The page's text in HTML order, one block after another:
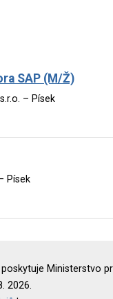
SAP (M/Ž)
– Písek
Písek
Ministerstvo
2026.